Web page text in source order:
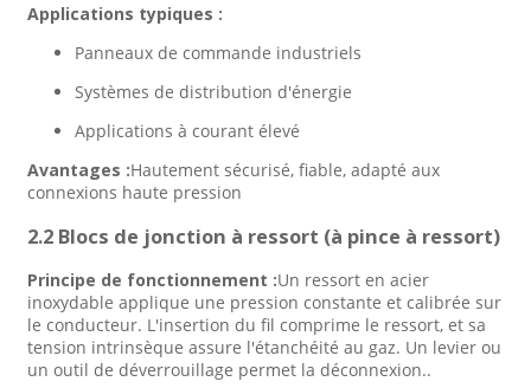
Applications typiques :
Panneaux de commande industriels
Systèmes de distribution d'énergie
Applications à courant élevé
Avantages :Hautement sécurisé, fiable, adapté aux
connexions haute pression
2.2 Blocs de jonction à ressort (à pince à ressort)
Principe de fonctionnement :Un ressort en acier
inoxydable applique une pression constante et calibrée sur
le conducteur. L'insertion du fil comprime le ressort, et sa
tension intrinsèque assure l'étanchéité au gaz. Un levier ou
un outil de déverrouillage permet la déconnexion..